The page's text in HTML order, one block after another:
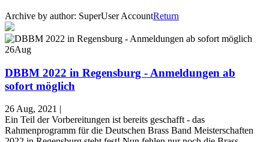
Archive by author: SuperUser AccountReturn
26Aug
DBBM 2022 in Regensburg - Anmeldungen ab
sofort möglich
26 Aug, 2021 |
Ein Teil der Vorbereitungen ist bereits geschafft - das
Rahmenprogramm für die Deutschen Brass Band Meisterschaften